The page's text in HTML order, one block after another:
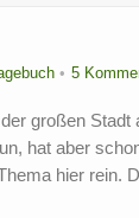
5
großen Stadt
hat aber
hier rein.